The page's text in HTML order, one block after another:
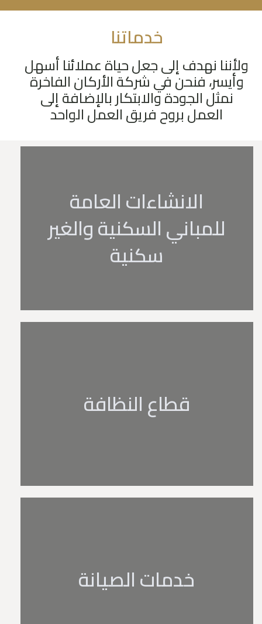
خدماتنا
وﻷﻧﻨﺎ ﻧﻬﺪف إﱃ ﺟﻌﻞ ﺣﻴﺎة ﻋﻤﻼﺋﻨﺎ أﺳﻬﻞ
وأﻳﺴﺮ، ﻓﻨﺤﻦ ﻓﻲ ﺷﺮﻛﺔ اﻷرﻛﺎن اﻟﻔﺎﺧﺮة
ﻧﻤﺜﻞ اﻟﺠﻮدة واﻻﺑﺘﻜﺎر ﺑﺎﻹﺿﺎﻓﺔ إﱃ
اﻟﻌﻤﻞ ﺑﺮوح ﻓﺮﻳﻖ اﻟﻌﻤﻞ اﻟﻮاﺣﺪ
الانشاءات العامة
للمباني السكنية والغير
سكنية
ﻗﻄﺎع اﻟﻨﻈﺎﻓﺔ
ﺧﺪﻣﺎت اﻟﺼﻴﺎﻧﺔ